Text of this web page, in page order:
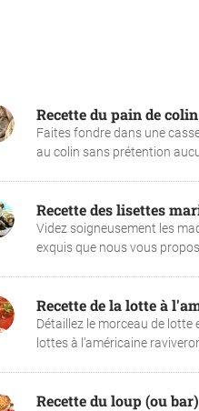
Recette du pain de colin
Faites fondre dans une
au colin sans prétention
Recette des lisettes
Videz soigneusement les
exquis que nous vous
Recette de la lotte à
Détaillez le morceau de lotte
lottes à l’américaine
Recette du loup (ou